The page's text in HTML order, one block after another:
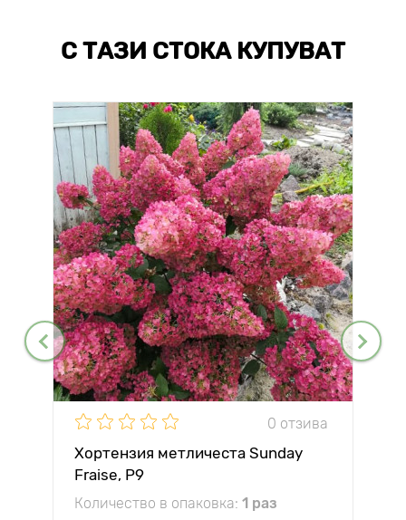
С ТАЗИ СТОКА КУПУВАТ
0 отзива
Хортензия метличеста Sunday
Fraise, P9
Количество в опаковка: 1 раз